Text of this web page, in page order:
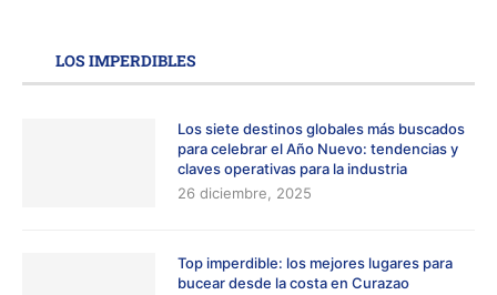
LOS IMPERDIBLES
Los siete destinos globales más buscados
para celebrar el Año Nuevo: tendencias y
claves operativas para la industria
26 diciembre, 2025
Top imperdible: los mejores lugares para
bucear desde la costa en Curazao